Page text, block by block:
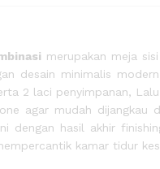
merupakan meja
desain minimalis
2 laci penyimpanan,
agar mudah
dengan hasil akhir
kamar tidur